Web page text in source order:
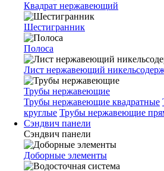
Квадрат нержавеющий
Шестигранник
Полоса
Лист нержавеющий
Трубы нержавеющие
Трубы нержавеющие квадратные
круглые Трубы нержавеющие
Сэндвич панели
Сэндвич панели
Доборные элементы